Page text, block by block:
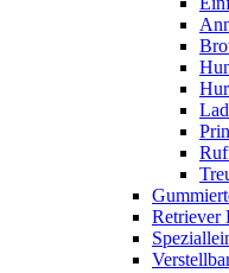
Retriever